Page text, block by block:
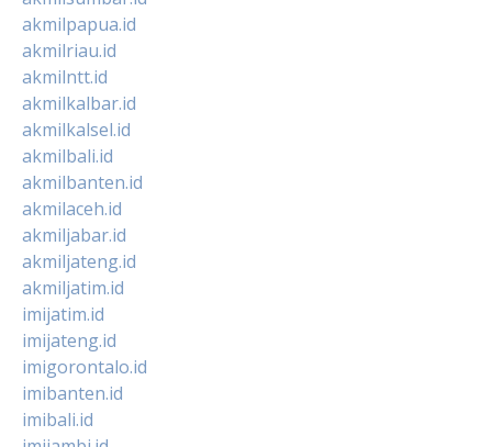
akmilpapua.id
akmilriau.id
akmilntt.id
akmilkalbar.id
akmilkalsel.id
akmilbali.id
akmilbanten.id
akmilaceh.id
akmiljabar.id
akmiljateng.id
akmiljatim.id
imijatim.id
imijateng.id
imigorontalo.id
imibanten.id
imibali.id